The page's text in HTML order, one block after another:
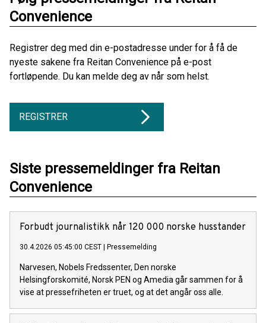
Convenience
Registrer deg med din e-postadresse under for å få de
nyeste sakene fra Reitan Convenience på e-post
fortløpende. Du kan melde deg av når som helst.
REGISTRER
Siste pressemeldinger fra Reitan
Convenience
Forbudt journalistikk når 120 000 norske husstander
30.4.2026 05:45:00 CEST Pressemelding
Narvesen, Nobels Fredssenter, Den norske
Helsingforskomité, Norsk PEN og Amedia går sammen for å
vise at pressefriheten er truet, og at det angår oss alle.